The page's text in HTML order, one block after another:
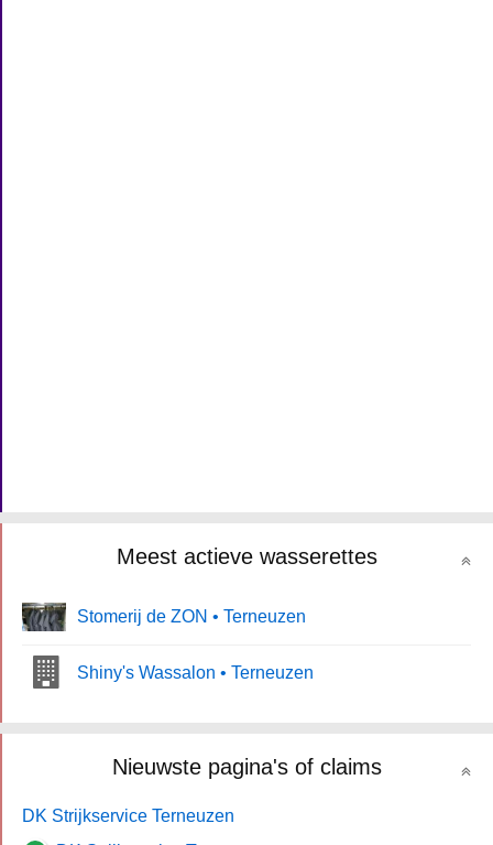
Meest actieve wasserettes
Stomerij de ZON • Terneuzen
Shiny's Wassalon • Terneuzen
Nieuwste pagina's of claims
DK Strijkservice Terneuzen